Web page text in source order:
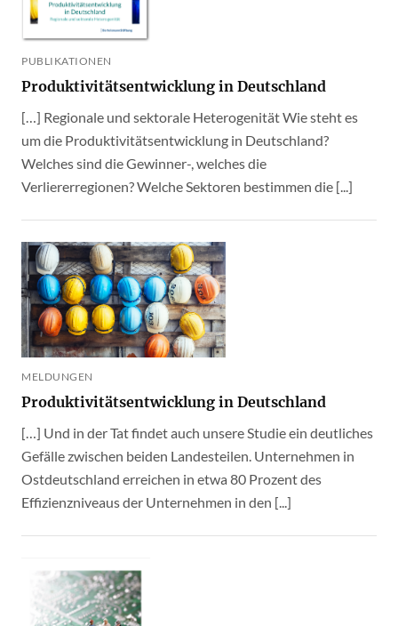
PUBLIKATIONEN
Produktivitätsentwicklung in Deutschland
[…] Regionale und sektorale Heterogenität Wie steht es
um die Produktivitätsentwicklung in Deutschland?
Welches sind die Gewinner-, welches die
Verliererregionen? Welche Sektoren bestimmen die [...]
MELDUNGEN
Produktivitätsentwicklung in Deutschland
[…] Und in der Tat findet auch unsere Studie ein deutliches
Gefälle zwischen beiden Landesteilen. Unternehmen in
Ostdeutschland erreichen in etwa 80 Prozent des
Effizienzniveaus der Unternehmen in den [...]